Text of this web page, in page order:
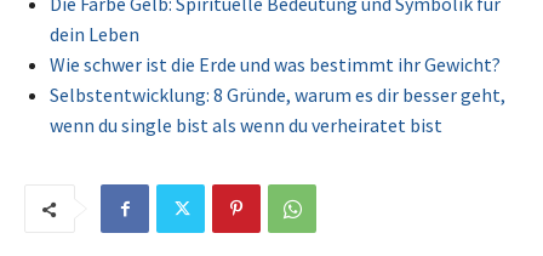
dein Leben
Wie schwer ist die Erde und was bestimmt ihr Gewicht?
Selbstentwicklung: 8 Gründe, warum es dir besser geht,
wenn du single bist als wenn du verheiratet bist